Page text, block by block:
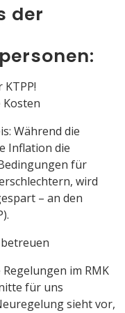
der
Während die
Inflation die
für
wird
– an den
im RMK
für uns
sieht vor,